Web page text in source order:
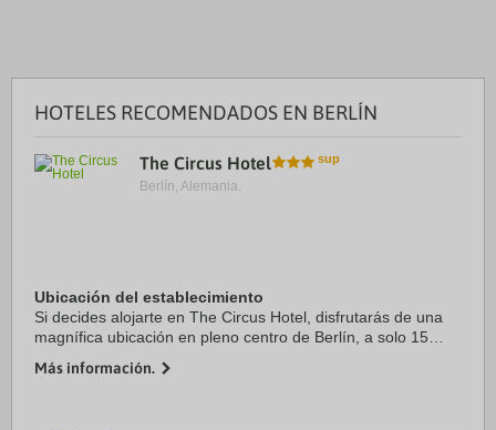
HOTELES RECOMENDADOS EN BERLÍN
The Circus Hotel
Berlín, Alemania.
Ubicación del establecimiento
Si decides alojarte en The Circus Hotel, disfrutarás de una
magnífica ubicación en pleno centro de Berlín, a solo 15
Además, este hotel se ...
Más información.